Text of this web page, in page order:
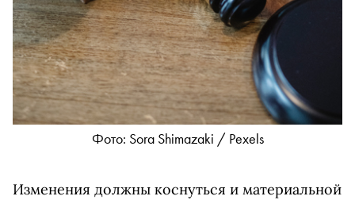
Фото: Sora Shimazaki / Pexels
Изменения должны коснуться и материальной